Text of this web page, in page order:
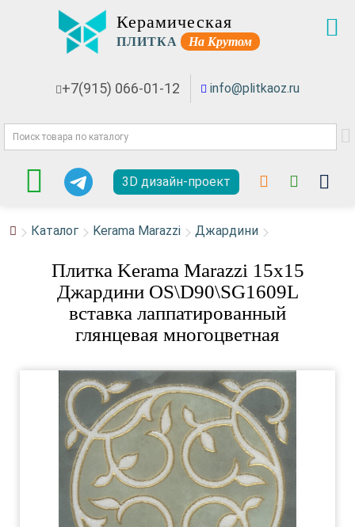
Керамическая
ПЛИТКА На Крутом
+7(915) 066-01-12 info@plitkaoz.ru
3D дизайн-проект
Каталог Kerama Marazzi Джардини
Плитка Kerama Marazzi 15x15
Джардини OS\D90\SG1609L
вставка лаппатированный
глянцевая многоцветная